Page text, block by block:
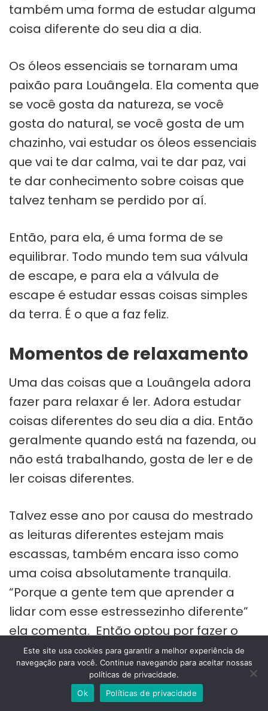
também uma forma de estudar alguma
coisa diferente do seu dia a dia.
Os óleos essenciais se tornaram uma
paixão para Louângela. Ela comenta que
se você gosta da natureza, se você
gosta do natural, se você gosta de um
chazinho, vai estudar os óleos essenciais
que vai te dar calma, vai te dar paz, vai
te dar conhecimento sobre coisas que
talvez tenham se perdido por aí.
Então, para ela, é uma forma de se
equilibrar. Todo mundo tem sua válvula
de escape, e para ela a válvula de
escape é estudar essas coisas simples
da terra. É o que a faz feliz.
Momentos de relaxamento
Uma das coisas que a Louângela adora
fazer para relaxar é ler. Adora estudar
coisas diferentes do seu dia a dia. Então
geralmente quando está na fazenda, ou
não está trabalhando, gosta de ler e de
ler coisas diferentes.
Talvez esse ano por causa do mestrado
as leituras diferentes estejam mais
escassas, também encara isso como
uma coisa absolutamente tranquila.
“Porque a gente tem que aprender a
lidar com esse estressezinho diferente”
ela comenta. Então optou por fazer o
mestrado que obviamente tira um
pouco do seu tempo livre, mas é
passageiro, tem começo meio e fim.
Este site usa cookies para garantir a melhor experiência de
navegação para você. Continue navegando para aceitar nossas
políticas de privacidade.
Ok
Políticas de privacidade